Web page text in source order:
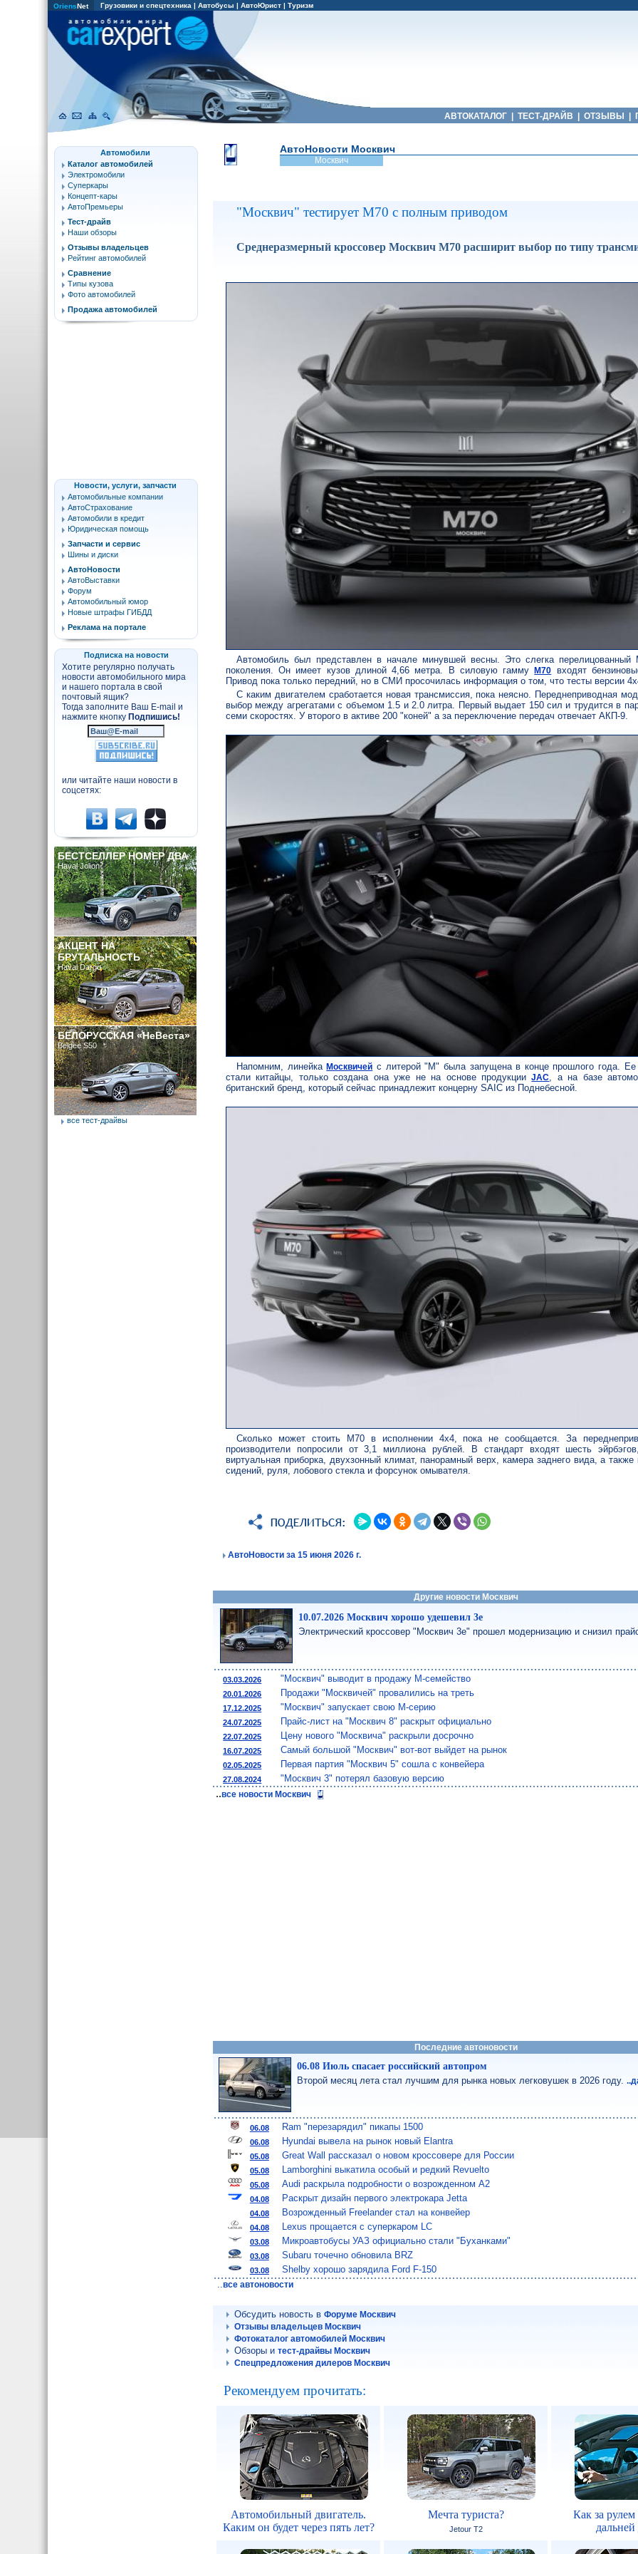
OriensNet Грузовики и спецтехника | Автобусы | АвтоЮрист | Туризм
АВТОКАТАЛОГ ТЕСТ-ДРАЙВ ОТЗЫВЫ
АвтоНовости Москвич
Москвич
"Москвич" тестирует М70 с полным приводом
Среднеразмерный кроссовер Москвич М70 расширит выбор по типу
Автомобиль был представлен в начале минувшей весны. Это слегка перелицованный
поколения. Он имеет кузов длиной 4,66 метра. В силовую гаммуM70 входят
Привод пока только передний, но в СМИ просочилась информация о том, что тесты версии
С каким двигателем сработается новая трансмиссия, пока неясно. Переднеприводная
выбор между агрегатами с объемом 1.5 и 2.0 литра. Первый выдает 150 сил и трудится в
семи скоростях. У второго в активе 200 "коней" а за переключение передач отвечает АКП-9.
Напомним, линейкаМосквичей с литерой "М" была запущена в конце прошлого года.
стали китайцы, только создана она уже не на основе продукцииJAC , а на базе
британский бренд, который сейчас принадлежит концерну SAIC из Поднебесной.
Сколько может стоить М70 в исполнении 4х4, пока не сообщается. За
производители попросили от 3,1 миллиона рублей. В стандарт входят шесть
виртуальная приборка, двухзонный климат, панорамный верх, камера заднего вида, а также
сидений, руля, лобового стекла и форсунок омывателя.
АвтоНовости за 15 июня 2026 г.
Другие новости Москвич
10.07.2026 Москвич хорошо удешевил 3e
Электрический кроссовер "Москвич 3e" прошел модернизацию и снизил
03.03.2026 "Москвич" выводит в продажу М-семейство
20.01.2026 Продажи "Москвичей" провалились на треть
17.12.2025 "Москвич" запускает свою М-серию
24.07.2025 Прайс-лист на "Москвич 8" раскрыт официально
22.07.2025 Цену нового "Москвича" раскрыли досрочно
16.07.2025 Самый большой "Москвич" вот-вот выйдет на рынок
02.05.2025 Первая партия "Москвич 5" сошла с конвейера
27.08.2024 "Москвич 3" потерял базовую версию
..все новости Москвич
Последние автоновости
06.08 Июль спасает российский автопром
Второй месяц лета стал лучшим для рынка новых легковушек в 2026 году.
06.08 Ram "перезарядил" пикапы 1500
06.08 Hyundai вывела на рынок новый Elantra
05.08 Great Wall рассказал о новом кроссовере для России
05.08 Lamborghini выкатила особый и редкий Revuelto
05.08 Audi раскрыла подробности о возрожденном A2
04.08 Раскрыт дизайн первого электрокара Jetta
04.08 Возрожденный Freelander стал на конвейер
04.08 Lexus прощается с суперкаром LC
03.08 Микроавтобусы УАЗ официально стали "Буханками"
03.08 Subaru точечно обновила BRZ
03.08
Shelby хорошо зарядила Ford F-150
..все автоновости
Обсудить новость вФоруме Москвич
Отзывы владельцев Москвич
Фотокаталог автомобилей Москвич
Обзоры итест-драйвы Москвич
Спецпредложения дилеров Москвич
Рекомендуем прочитать:
Автомобильный двигатель.
Каким он будет через пять лет?
Мечта туриста?
Jetour T2
Как за рулем
дальней
Автомобили
Каталог автомобилей
Электромобили
Суперкары
Концепт-кары
АвтоПремьеры
Тест-драйв
Наши обзоры
Отзывы владельцев
Рейтинг автомобилей
Сравнение
Типы кузова
Фото автомобилей
Продажа автомобилей
Новости, услуги, запчасти
Автомобильные компании
АвтоСтрахование
Автомобили в кредит
Юридическая помощь
Запчасти и сервис
Шины и диски
АвтоНовости
АвтоВыставки
Форум
Автомобильный юмор
Новые штрафы ГИБДД
Реклама на портале
Подписка на новости
Хотите регулярно получать
новости автомобильного мира
и нашего портала в свой
почтовый ящик?
Тогда заполните Ваш E-mail и
нажмите кнопку Подпишись!
или читайте наши новости в
соцсетях:
БЕСТСЕЛЛЕР НОМЕР ДВА
Haval Jolion
АКЦЕНТ НА
БРУТАЛЬНОСТЬ
Haval Dargo
БЕЛОРУССКАЯ «НеВеста»
Belgee S50
все тест-драйвы